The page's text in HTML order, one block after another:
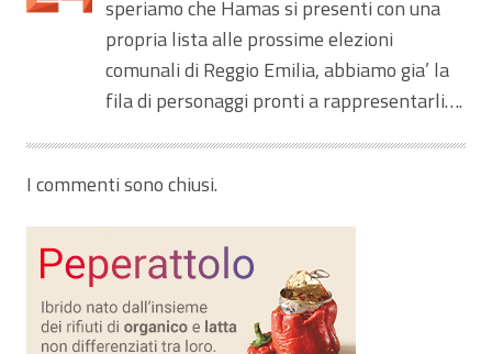
speriamo che Hamas si presenti con una
propria lista alle prossime elezioni
comunali di Reggio Emilia, abbiamo gia’ la
fila di personaggi pronti a rappresentarli….
I commenti sono chiusi.